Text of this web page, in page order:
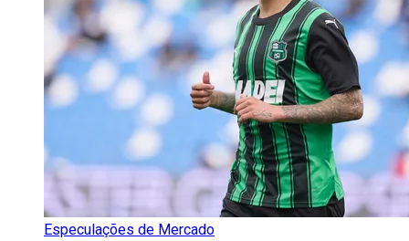
Especulações de Mercado